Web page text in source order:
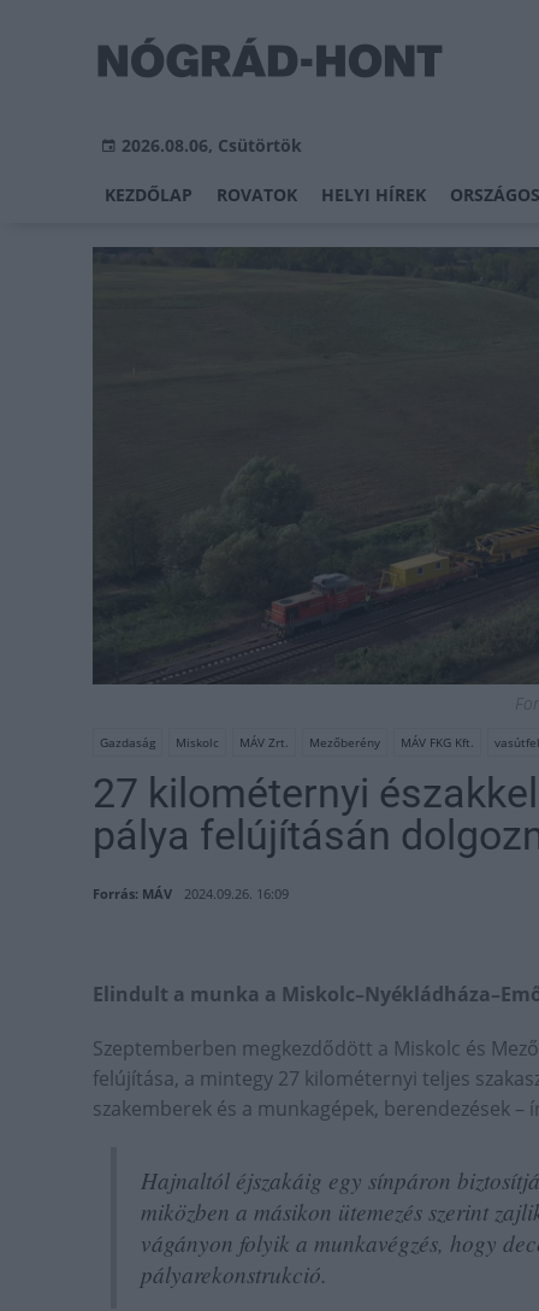
2026.08.06, Csütörtök
KEZDŐLAP ROVATOK HELYI HÍREK
Gazdaság Miskolc MÁV Zrt. Mezőberény MÁV FKG Kft.
27 kilométernyi
pálya felújításán
Forrás: MÁV 2024.09.26. 16:09
Elindult a munka a
Szeptemberben megkezdődött a Miskolc és
felújítása, a mintegy 27 kilométernyi teljes
szakemberek és a munkagépek, berendezések –
Hajnaltól éjszakáig egy sínpáron
miközben a másikon ütemezés szerint
vágányon folyik a munkavégzés, hogy
pályarekonstrukció.